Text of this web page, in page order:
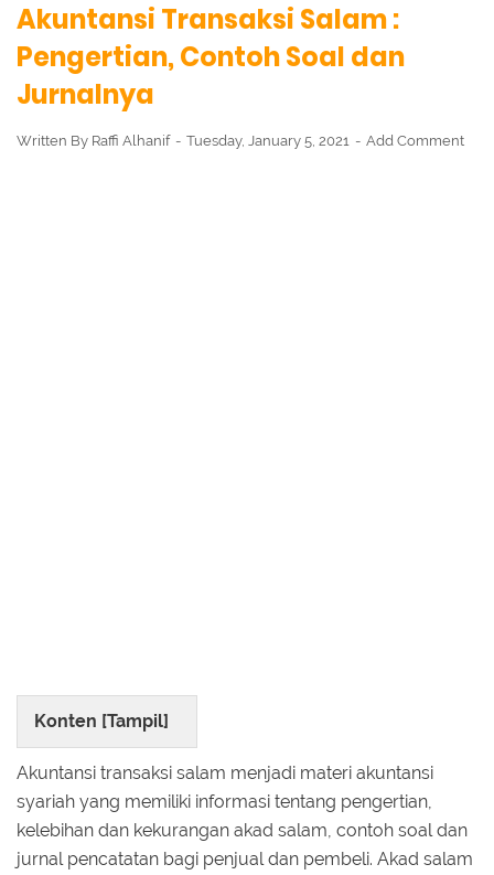
Akuntansi Transaksi Salam :
Pengertian, Contoh Soal dan
Jurnalnya
Written By Raffi Alhanif Tuesday, January 5, 2021 Add Comment
Konten [Tampil]
Akuntansi transaksi salam menjadi materi akuntansi
syariah yang memiliki informasi tentang pengertian,
kelebihan dan kekurangan akad salam, contoh soal dan
jurnal pencatatan bagi penjual dan pembeli. Akad salam